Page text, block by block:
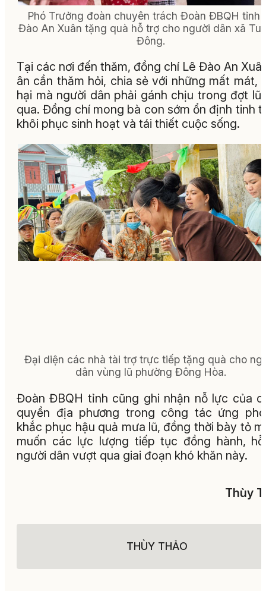
Phó Trưởng đoàn chuyên trách Đoàn ĐBQH tỉnh
Đào An Xuân tặng quà hỗ trợ cho người dân xã
Đông.
Tại các nơi đến thăm, đồng chí Lê Đào An
ân cần thăm hỏi, chia sẻ với những mất mát,
hại mà người dân phải gánh chịu trong đợt lũ
qua. Đồng chí mong bà con sớm ổn định tinh
khôi phục sinh hoạt và tái thiết cuộc sống.
Đại diện các nhà tài trợ trực tiếp tặng quà cho
dân vùng lũ phường Đông Hòa.
Đoàn ĐBQH tỉnh cũng ghi nhận nỗ lực của
quyền địa phương trong công tác ứng
khắc phục hậu quả mưa lũ, đồng thời bày tỏ
muốn các lực lượng tiếp tục đồng hành,
người dân vượt qua giai đoạn khó khăn này.
Thùy
THÙY THẢO